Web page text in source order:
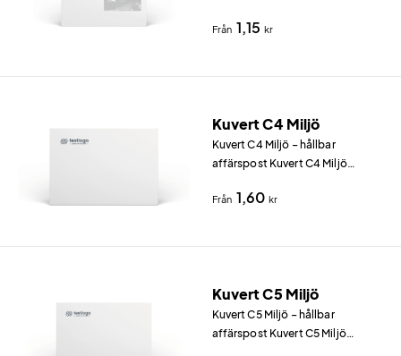
för brev och fakturor i
Från 1,15 kr
Kuvert C4 Miljö
Kuvert C4 Miljö – hållbar
affärspost Kuvert C4 Miljö
Nautilus 120 g/m² (återvunnen
Från 1,60 kr
Kuvert C5 Miljö
Kuvert C5 Miljö – hållbar
affärspost Kuvert C5 Miljö